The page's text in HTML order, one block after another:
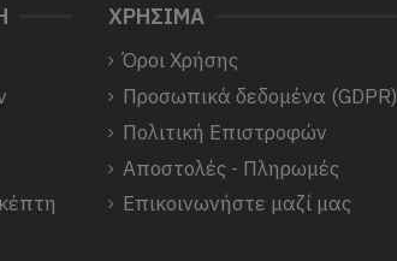
ΧΡΗΣΙΜΑ
Όροι Χρήσης
Προσωπικά δεδομένα (GDPR)
Πολιτική Επιστροφών
Αποστολές - Πληρωμές
Επικοινωνήστε μαζί μας